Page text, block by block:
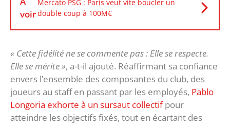
voir
Mercato PSG : Paris veut vite boucler un
double coup à 100M€
« Cette fidélité ne se commente pas : Elle se respecte.
Elle se mérite », a-t-il ajouté. Réaffirmant sa confiance
envers l’ensemble des composantes du club, des
joueurs au staff en passant par les employés, Pablo
Longoria exhorte à un sursaut collectifpour
atteindre les objectifs fixés, tout en écartant des